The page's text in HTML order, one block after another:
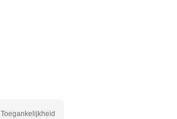
Toegankelijkheid